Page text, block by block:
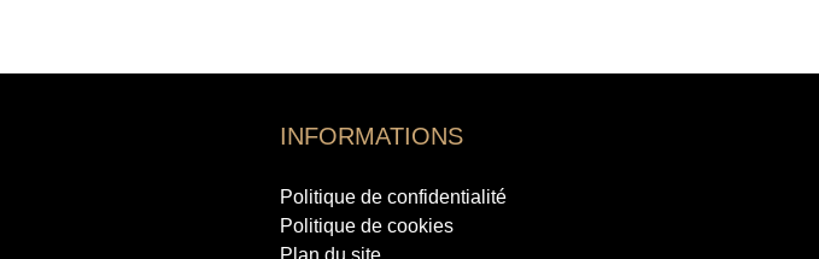
INFORMATIONS
Politique de confidentialité
Politique de cookies
Plan du site